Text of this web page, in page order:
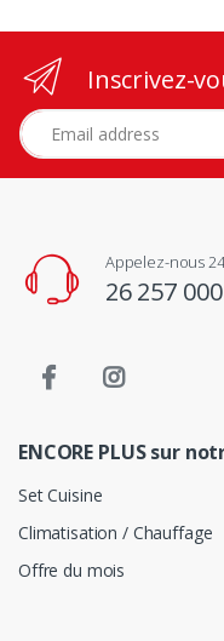
Inscrivez-
Adresse e-mail
Appelez-nous
26 257 000
ENCORE PLUS sur
Set Cuisine
Climatisation / Chauffage
Offre du mois